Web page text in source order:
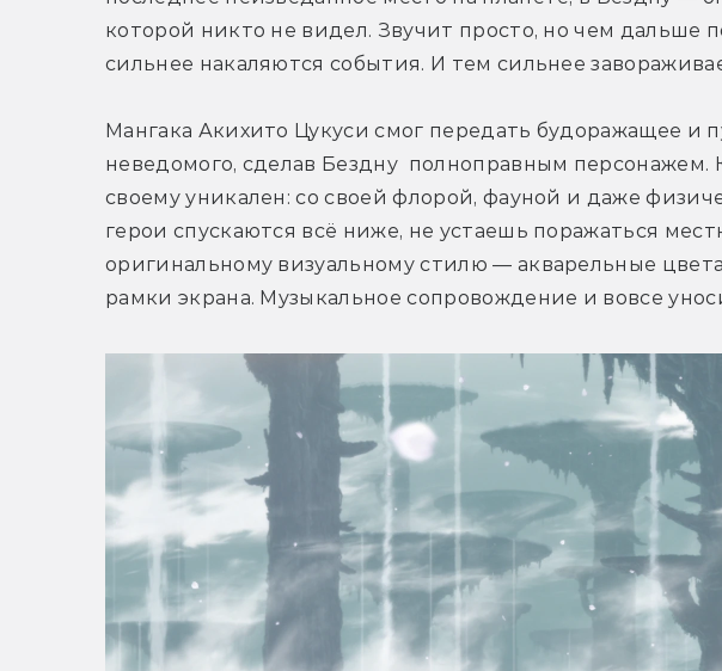
которой никто не видел. Звучит просто, но чем дальше
сильнее накаляются события. И тем сильнее
Мангака Акихито Цукуси смог передать будоражащее и
неведомого, сделав Бездну  полноправным
своему уникален: со своей флорой, фауной и даже
герои спускаются всё ниже, не устаешь поражаться
оригинальному визуальному стилю — акварельные
рамки экрана. Музыкальное сопровождение и вовсе